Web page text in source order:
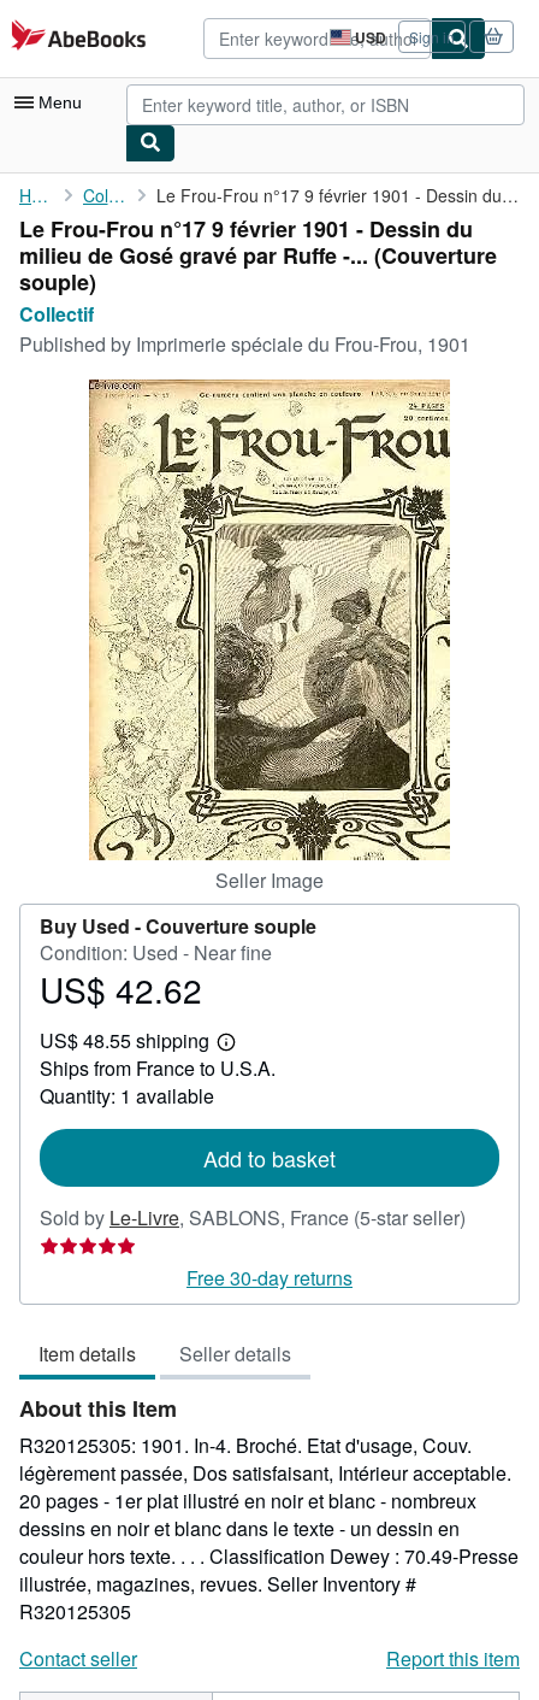
Skip to main content
AbeBooks.com USD
Site
shopping
preferences
Sign in
Menu
My Account
My Purchases
Advanced Search
Browse Collections
Art & Collectibles
Textbooks
Start Selling
CLOSE
Home Collectif Le Frou-Frou n°17 9 février 1901 - Dessin du milieu de Gosé ...
Le Frou-Frou n°17 9 février 1901 - Dessin du
milieu de Gosé gravé par Ruffe -... (Couverture
souple)
Collectif
Published by Imprimerie spéciale du Frou-Frou, 1901
Seller Image
Buy Used -Couverture souple
Condition: Used - Near fine
Price
42.62
US$ 42.62
US$ 48.55 shipping
Learn
more
Ships from France to U.S.A.
Quantity: 1 available
Add to basket
Sold by Le-Livre, SABLONS, France (5-star seller)
out
Free 30-day returns
Item details Seller details
About this Item
R320125305: 1901. In-4. Broché. Etat d'usage, Couv.
légèrement passée, Dos satisfaisant, Intérieur acceptable.
20 pages - 1er plat illustré en noir et blanc - nombreux
dessins en noir et blanc dans le texte - un dessin en
couleur hors texte. . . . Classification Dewey : 70.49-Presse
illustrée, magazines, revues. Seller Inventory #
R320125305
Contact seller
Report this item